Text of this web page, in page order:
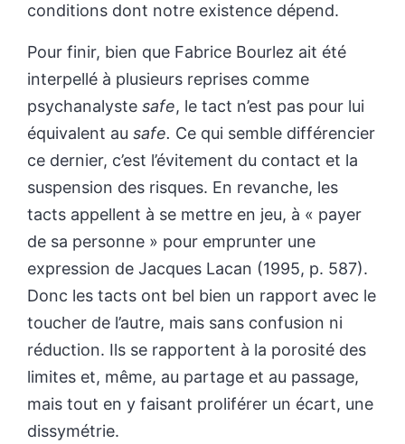
conditions dont notre existence dépend.
Pour finir, bien que Fabrice Bourlez ait été
interpellé à plusieurs reprises comme
psychanalyste safe, le tact n’est pas pour lui
équivalent au safe. Ce qui semble différencier
ce dernier, c’est l’évitement du contact et la
suspension des risques. En revanche, les
tacts appellent à se mettre en jeu, à « payer
de sa personne » pour emprunter une
expression de Jacques Lacan (1995, p. 587).
Donc les tacts ont bel bien un rapport avec le
toucher de l’autre, mais sans confusion ni
réduction. Ils se rapportent à la porosité des
limites et, même, au partage et au passage,
mais tout en y faisant proliférer un écart, une
dissymétrie.